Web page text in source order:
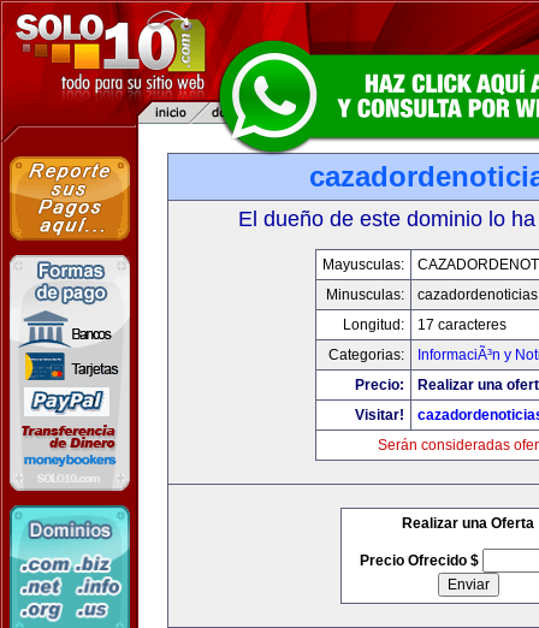
El dueño de este dominio lo
Mayusculas:
Minusculas:
Longitud:
17 caracteres
Categorias:
InformaciÃ³n y
Precio:
Realizar una
Visitar!
Serán consideradas
Realizar una Oferta
Precio Ofrecido $